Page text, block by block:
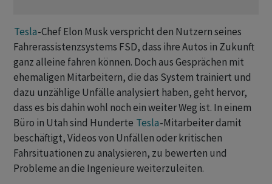
Tesla-Chef Elon Musk verspricht den Nutzern seines
Fahrerassistenzsystems FSD, dass ihre Autos in Zukunft
ganz alleine fahren können. Doch aus Gesprächen mit
ehemaligen Mitarbeitern, die das System trainiert und
dazu unzählige Unfälle analysiert haben, geht hervor,
dass es bis dahin wohl noch ein weiter Weg ist. In einem
Büro in Utah ‌sind Hunderte Tesla-Mitarbeiter ⁠damit
beschäftigt, Videos von Unfällen oder kritischen
Fahrsituationen zu analysieren, zu bewerten und
Probleme an die Ingenieure weiterzuleiten.